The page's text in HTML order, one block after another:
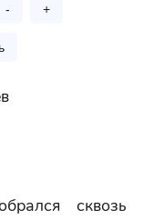
- +
сквозь